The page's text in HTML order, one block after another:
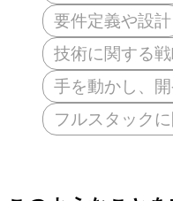
要件定義や設計
技術に関する
手を動かし、
フルスタック